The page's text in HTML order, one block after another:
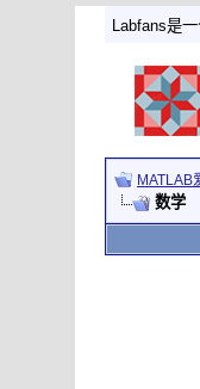
Labfans是
MATLAB
数学